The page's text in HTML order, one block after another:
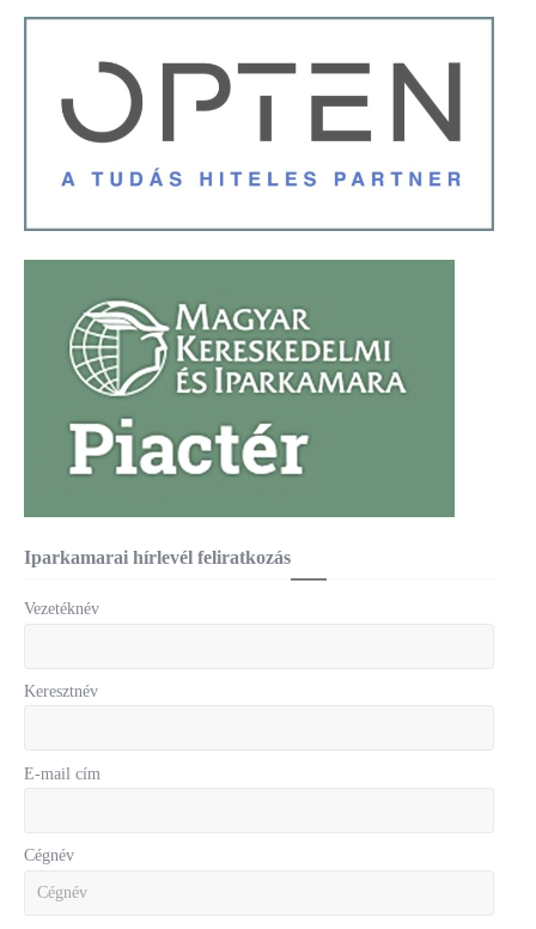
Iparkamarai hírlevél feliratkozás
Vezetéknév
Keresztnév
E-mail cím
Cégnév